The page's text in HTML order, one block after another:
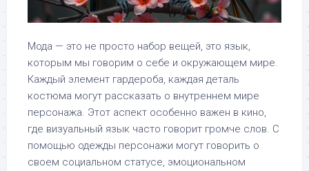
Мода — это не просто набор вещей, это язык,
которым мы говорим о себе и окружающем мире.
Каждый элемент гардероба, каждая деталь
костюма могут рассказать о внутреннем мире
персонажа. Этот аспект особенно важен в кино,
где визуальный язык часто говорит громче слов. С
помощью одежды персонажи могут говорить о
своем социальном статусе, эмоциональном